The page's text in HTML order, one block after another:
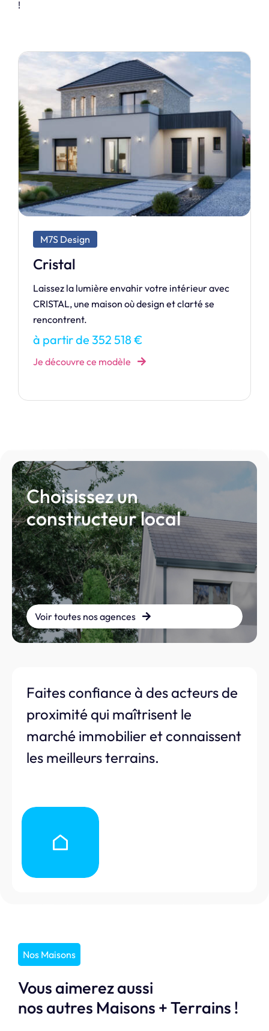
!
M7S Dream
Tetiaroa 80 B
Réalisez votre rêve en vous offrant votre
maison grâce à la TETIAORA, modèle
accessible aux plus modestes budgets.
à partir de 117 110 €
Je découvre ce modèle
Choisissez un
constructeur local
Voir toutes nos agences
Faites confiance à des acteurs de
proximité qui maîtrisent le
marché immobilier et connaissent
les meilleurs terrains.
Nos Maisons
Vous aimerez aussi
nos autres Maisons + Terrains !